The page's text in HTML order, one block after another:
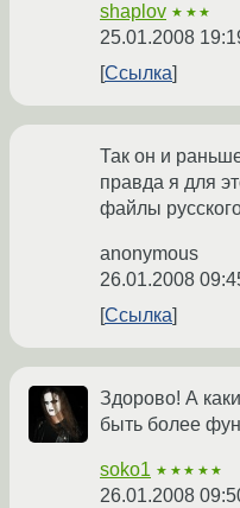
shaplov ★★★
25.01.2008
Ссылка
Так он и
правда я для
файлы
anonymous
26.01.2008
Ссылка
Здорово! А
быть более
soko1 ★★★★★
26.01.2008